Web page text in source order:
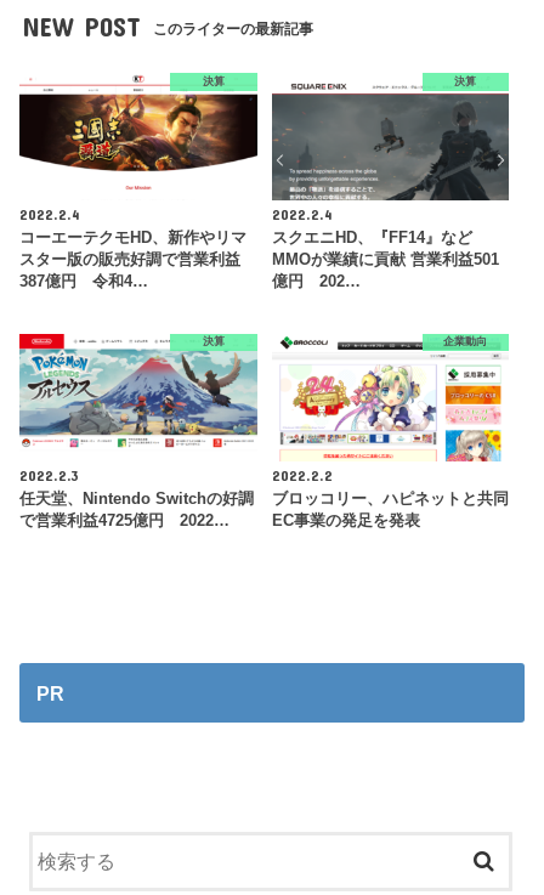
NEW POST このライターの最新記事
決算
2022.2.4
コーエーテクモHD、新作やリマ
スター版の販売好調で営業利益
387億円 令和4…
決算
2022.2.4
スクエニHD、『FF14』など
MMOが業績に貢献 営業利益501
億円 202…
決算
2022.2.3
任天堂、Nintendo Switchの好調
で営業利益4725億円 2022…
企業動向
2022.2.2
ブロッコリー、ハピネットと共同
EC事業の発足を発表
PR